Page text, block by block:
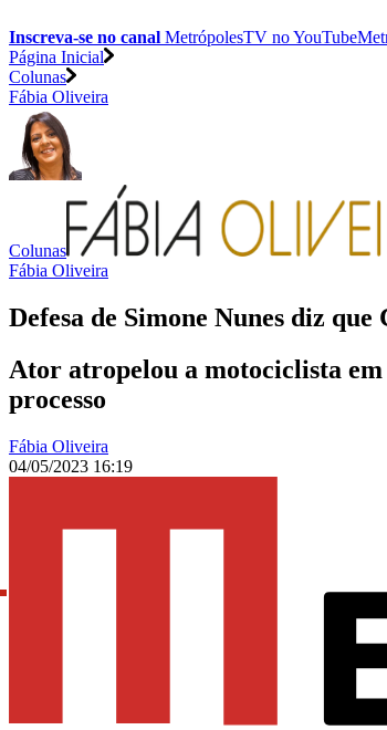
Inscreva-se no canal MetrópolesTV noYouTube
Página Inicial
Colunas
Fábia Oliveira
Colunas
Fábia Oliveira
Defesa de Simone Nunes diz
Ator atropelou a motociclista em
processo
Fábia Oliveira
04/05/2023 16:19